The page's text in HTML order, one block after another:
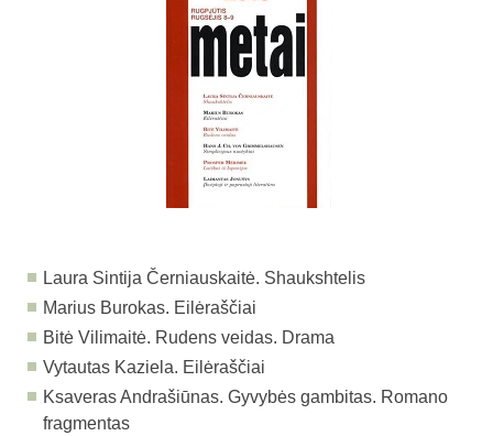
Laura Sintija Černiauskaitė. Shaukshtelis
Marius Burokas. Eilėraščiai
Bitė Vilimaitė. Rudens veidas. Drama
Vytautas Kaziela. Eilėraščiai
Ksaveras Andrašiūnas. Gyvybės gambitas. Romano
fragmentas